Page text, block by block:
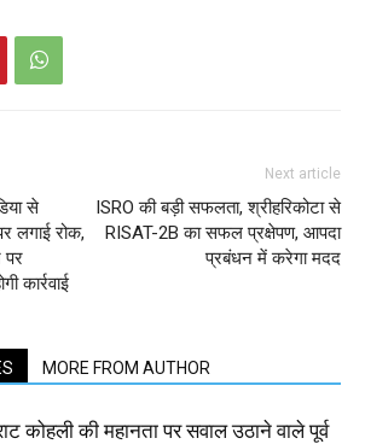
से
लगाई रोक,
कार्रवाई
Next article
ISRO की बड़ी सफलता, श्रीहरिकोटा से
RISAT-2B का सफल प्रक्षेपण, आपदा
प्रबंधन में करेगा मदद
MORE FROM AUTHOR
कोहली की महानता पर सवाल उठाने वाले पूर्व